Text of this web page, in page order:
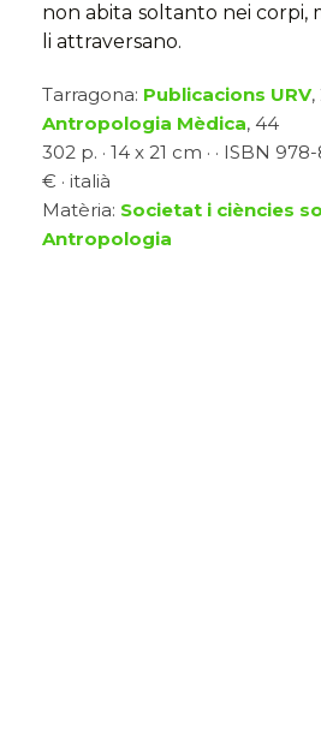
non abita soltanto nei corpi,
li attraversano.
Tarragona: Publicacions URV,
Antropologia Mèdica, 44
302 p. · 14 x 21 cm · · ISBN
€ · italià
Matèria: Societat i ciències
Antropologia